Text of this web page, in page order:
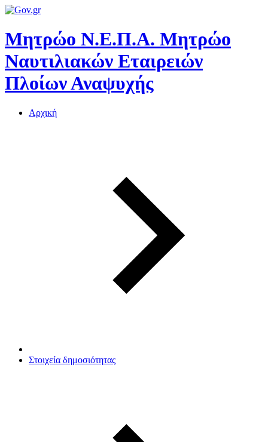
Μητρώο Ν.Ε.Π.Α. Μητρώο
Ναυτιλιακών Εταιρειών
Πλοίων Αναψυχής
Αρχική
Στοιχεία δημοσιότητας